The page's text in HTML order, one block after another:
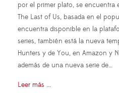
por el primer plato, se encuentra
The Last of Us, basada en el
encuentra disponible en la
series, también está la nueva
Hunters y de You, en Amazon y
además de una nueva serie de…
Leer más ...